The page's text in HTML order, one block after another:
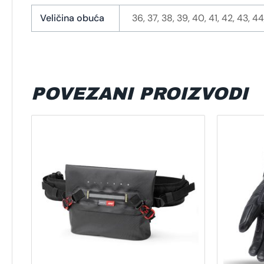
Veličina obuća 36, 37, 38, 39, 40, 41, 42, 43,
POVEZANI PROIZVODI